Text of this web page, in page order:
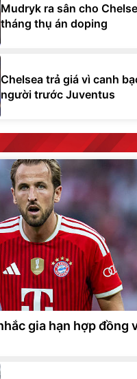
Mudryk ra sân cho
tháng thụ án doping
Chelsea trả giá vì canh
người trước Juventus
gia hạn hợp đồng